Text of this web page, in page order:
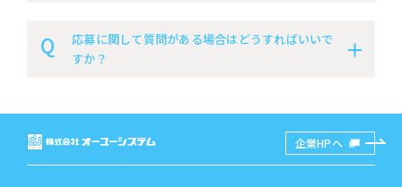
応募に関して質問がある場合はどうすればいいで
すか？
企業HPへ